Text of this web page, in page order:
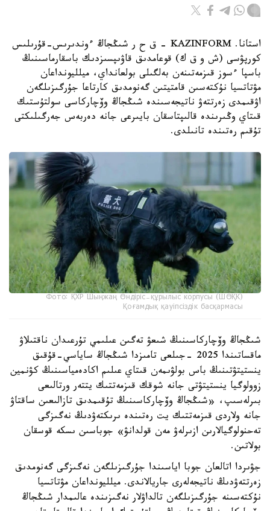
استانا. KAZINFORM – ق ح ر شىڭجاڭ ءوندىرىس-قۇرىلىس
كورپۋسى (ش و ق ك) قوعامدىق قاۋىپسىزدىك باسقارماسىنىڭ
باسپا ءسوز قىزمەتىنەن بەلگىلى بولعانداي، ميلليونداعان
مۋتاتسيا نۇكتەسىن قامتيتىن گەنومدىق كارتاعا جۇرگىزىلگەن
اۋقىمدى زەرتتەۋ ناتيجەسىندە شىڭجاڭ وۆچاركاسى سولتۇستىك
قىتاي وڭىرىندە قالىپتاسقان بايىرعى جانە دەربەس جەرگىلىكتى
تۇقىم رەتىندە تانىلدى.
Фото: ҚХР Шыңжаң Өндіріс-құрылыс корпусы (ШӨҚК)
Қоғамдық қауіпсіздік басқармасы
شىڭجاڭ وۆچاركاسىنىڭ شىعۋ تەگىن عىلىمي تۇرعىدان ناقتىلاۋ
ماقساتىندا 2025 -جىلعى تامىزدا شىڭجاڭ ساياسي-قۇقىق
ينستيتۋتىنىڭ باس بولۋىمەن قىتاي عىلىم اكادەمياسىنىڭ كۋنمين
زوولوگيا ينستيتۋتى جانە شوقك قىزمەتتىك يتتەر ورتالىعى
بىرلەسىپ، «شىڭجاڭ وۆچاركاسىنىڭ تۇقىمدىق تازالىعىن ساقتاۋ
جانە ولاردى قىزمەتتىك يت رەتىندە ىرىكتەۋدىڭ نەگىزگى
تەحنولوگيالارىن ازىرلەۋ مەن قولدانۋ» جوباسىن ىسكە قوسقان
بولاتىن.
جۋىردا اتالعان جوبا اياسىندا جۇرگىزىلگەن نەگىزگى گەنومدىق
زەرتتەۋدىڭ ناتيجەلەرى جاريالاندى. ميلليونداعان مۋتاتسيا
نۇكتەسىنە جۇرگىزىلگەن تالداۋلار نەگىزىندە عالىمدار شىڭجاڭ